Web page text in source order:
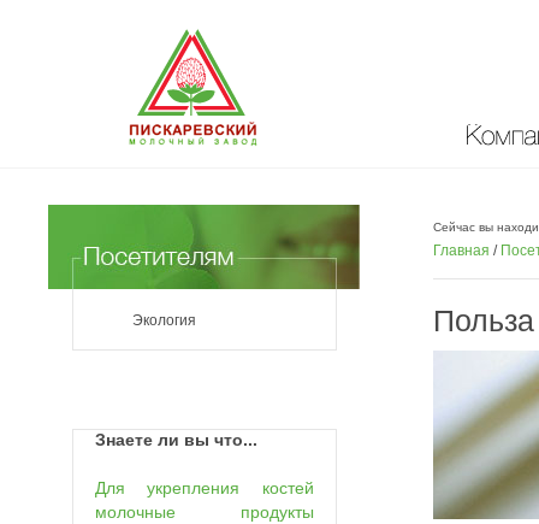
Экология
Знаете ли вы что...
Для укрепления костей
молочные продукты
Сейчас вы
Главная /